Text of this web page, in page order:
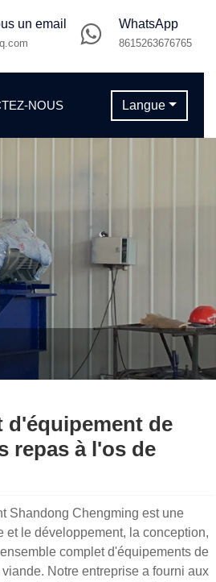
WhatsApp
8615263676765
un email
NOUS Langue
d'équipement de
repas à l'os de
Shandong Chengming est une
et le développement, la conception,
complet d'équipements de
Notre entreprise a fourni aux